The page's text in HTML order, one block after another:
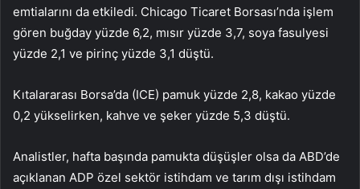
emtialarını da etkiledi. Chicago Ticaret Borsası’nda işlem
gören buğday yüzde 6,2, mısır yüzde 3,7, soya fasulyesi
yüzde 2,1 ve pirinç yüzde 3,1 düştü.
Kıtalararası Borsa’da (ICE) pamuk yüzde 2,8, kakao yüzde
0,2 yükselirken, kahve ve şeker yüzde 5,3 düştü.
Analistler, hafta başında pamukta düşüşler olsa da ABD’de
açıklanan ADP özel sektör istihdam ve tarım dışı istihdam